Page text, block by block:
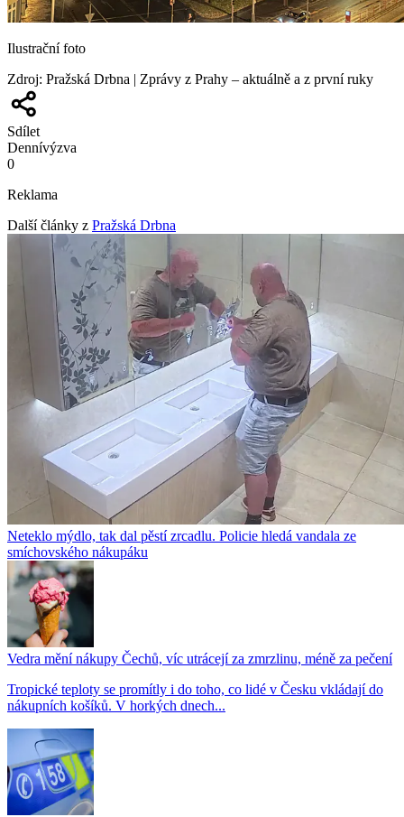
Ilustrační foto
Zdroj: Pražská Drbna | Zprávy z Prahy – aktuálně a z první ruky
Sdílet
Dennívýzva
0
Reklama
Další články z Pražská Drbna
Neteklo mýdlo, tak dal pěstí zrcadlu. Policie hledá vandala ze
smíchovského nákupáku
Vedra mění nákupy Čechů, víc utrácejí za zmrzlinu, méně za pečení
Tropické teploty se promítly i do toho, co lidé v Česku vkládají do
nákupních košíků. V horkých dnech...